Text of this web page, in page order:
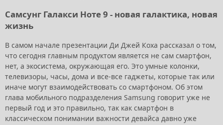
Самсунг Галакси Ноте 9 - новая галактика, новая
жизнь
В самом начале презентации Ди Джей Коха рассказал о том,
что сегодня главным продуктом является не сам смартфон,
нет, а экосистема, окружающая его. Это умные колонки,
телевизоры, часы, дома и все-все гаджеты, которые так или
иначе могут взаимодействовать со смартфоном. Об этом
глава мобильного подразделения Samsung говорит уже не
первый год и это правильно, так как смартфон в
классическом понимании важности девайса давно уже